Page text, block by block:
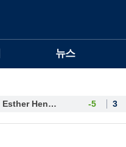
뉴스
Esther Henseleit -5 3